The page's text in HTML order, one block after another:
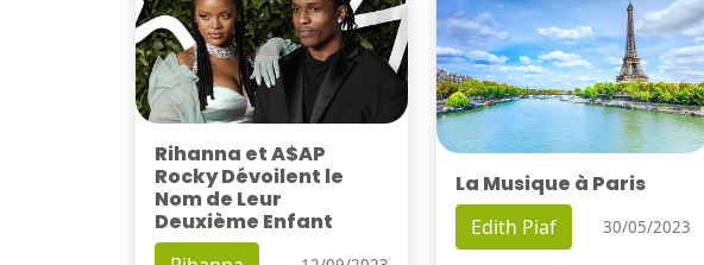
Rihanna et A$AP
Rocky Dévoilent le
Nom de Leur
Deuxième Enfant
La Musique à Paris
Edith Piaf 30/05/2023